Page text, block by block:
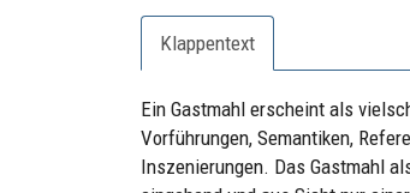
Klappentext
Ein Gastmahl erscheint als
Vorführungen, Semantiken,
Inszenierungen. Das Gastmahl